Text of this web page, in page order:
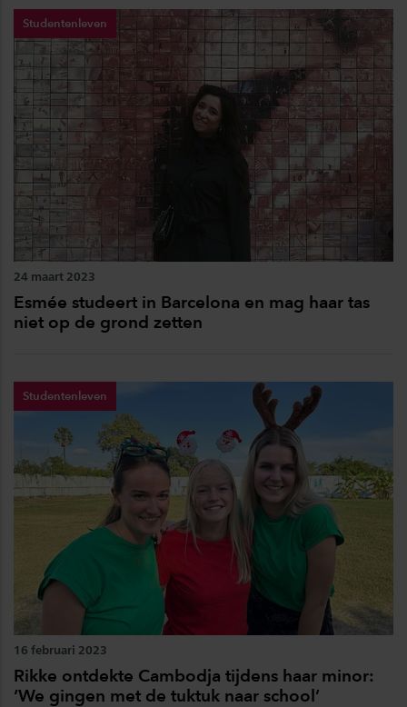
Studentenleven
24 maart 2023
Esmée studeert in Barcelona en mag haar tas
niet op de grond zetten
Studentenleven
16 februari 2023
Rikke ontdekte Cambodja tijdens haar minor:
‘We gingen met de tuktuk naar school’